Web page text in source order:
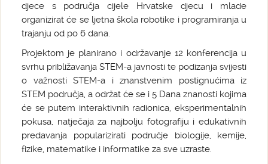
djece s područja cijele Hrvatske djecu i mlade
organizirat će se ljetna škola robotike i programiranja u
trajanju od po 6 dana.
Projektom je planirano i održavanje 12 konferencija u
svrhu približavanja STEM-a javnosti te podizanja svijesti
o važnosti STEM-a i znanstvenim postignućima iz
STEM područja, a održat će se i 5 Dana znanosti kojima
će se putem interaktivnih radionica, eksperimentalnih
pokusa, natječaja za najbolju fotografiju i edukativnih
predavanja popularizirati područje biologije, kemije,
fizike, matematike i informatike za sve uzraste.